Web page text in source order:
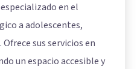
en el
a adolescentes,
sus servicios en
un espacio accesible y